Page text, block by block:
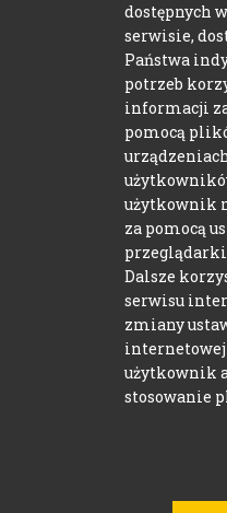
09-
plac
lub
(24)
dostępnych
serwisie,
Państwa
potrzeb
informacji
pomocą
użytkownik
za pomocą
Dalsze
serwisu
zmiany
internetowej
użytkownik
stosowanie